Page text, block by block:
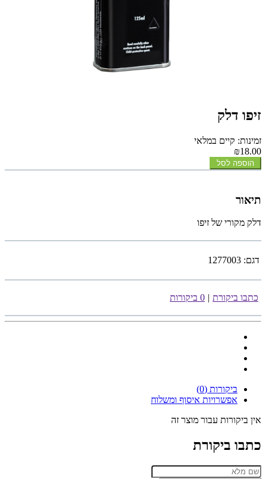
זיפו דלק
זמינות: קיים במלאי
₪18.00
הוספה לסל
תיאור
דלק מקורי של זיפו
דגם: 1277003
כתבו ביקורת | 0 ביקורות
ביקורות (0)
אפשרויות איסוף ומשלוח
אין ביקורות עבור מוצר זה
כתבו ביקורת